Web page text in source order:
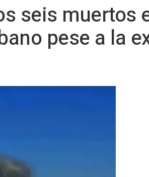
seis muertos
pese a la